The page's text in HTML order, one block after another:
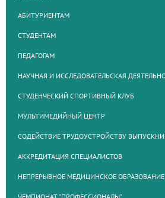
АБИТУРИЕНТАМ
СТУДЕНТАМ
ПЕДАГОГАМ
НАУЧНАЯ И ИССЛЕДОВАТЕЛЬСКАЯ
СТУДЕНЧЕСКИЙ СПОРТИВНЫЙ КЛУБ
МУЛЬТИМЕДИЙНЫЙ ЦЕНТР
СОДЕЙСТВИЕ ТРУДОУСТРОЙСТВУ
АККРЕДИТАЦИЯ СПЕЦИАЛИСТОВ
НЕПРЕРЫВНОЕ МЕДИЦИНСКОЕ ОБРАЗОВАНИЕ